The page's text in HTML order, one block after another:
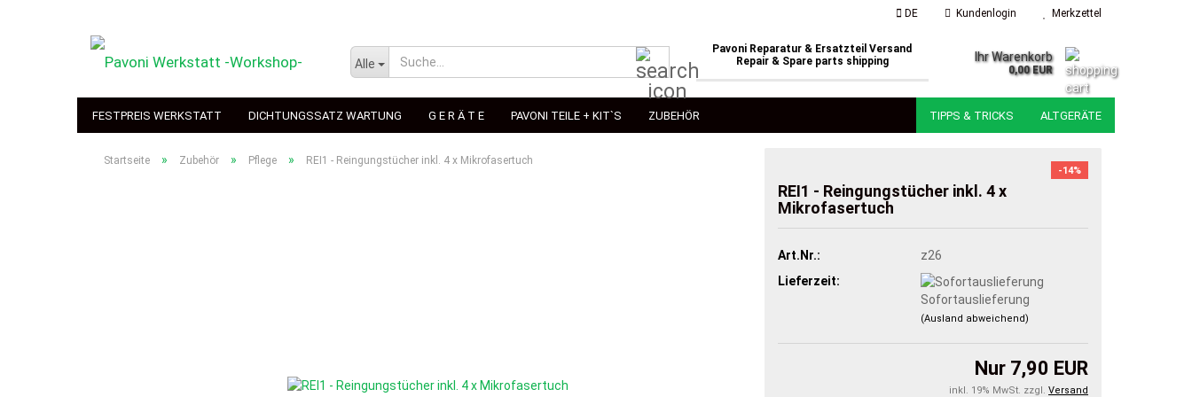
DE Kundenlogin Merkzettel
Alle
Pavoni Reparatur & Ersatzteil Versand
Repair & Spare parts shipping
Ihr Warenkorb
0,00 EUR
FESTPREIS WERKSTATT DICHTUNGSSATZ WARTUNG G E R Ä T E PAVONI TEILE + KIT`S ZUBEHÖR TIPPS & TRICKS ALTGERÄTE
Startseite » Zubehör » Pflege » REI1 - Reingungstücher inkl. 4 x Mikrofasertuch
-14%
REI1 - Reingungstücher inkl. 4 x
Mikrofasertuch
Art.Nr.:
z26
Lieferzeit:
Sofortauslieferung
(Ausland abweichend)
Nur 7,90 EUR
inkl. 19% MwSt. zzgl. Versand